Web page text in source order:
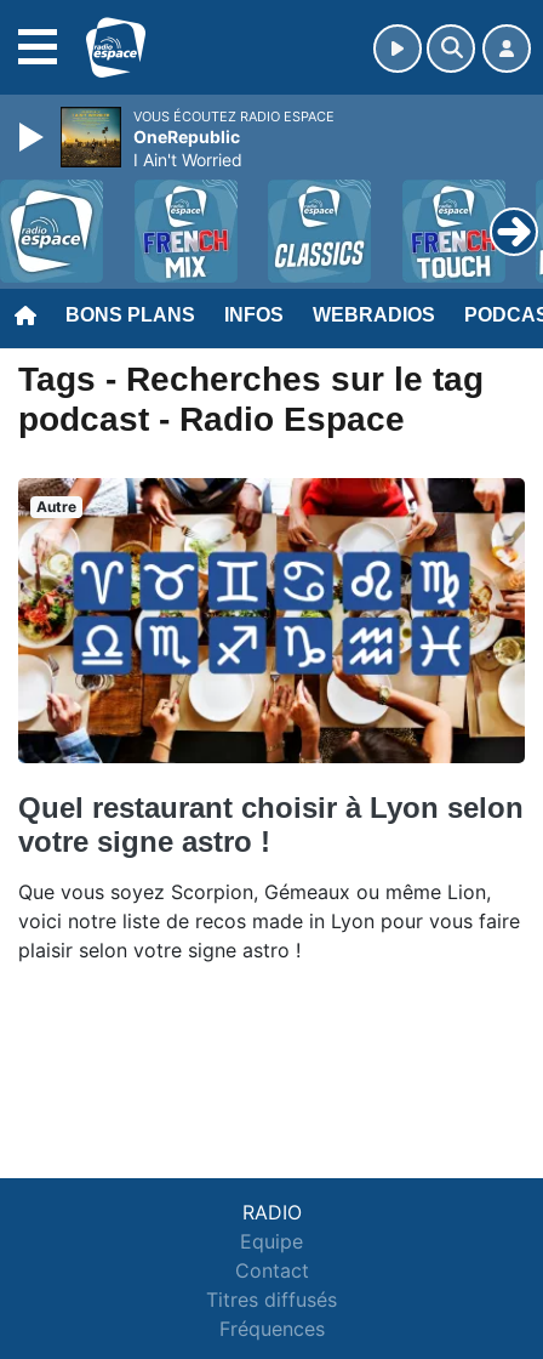
BONS PLANS INFOS WEBRADIOS
Tags - Recherches sur le tag
podcast - Radio Espace
Autre
Quel restaurant choisir à Lyon selon
votre signe astro !
Que vous soyez Scorpion, Gémeaux ou même Lion,
voici notre liste de recos made in Lyon pour vous faire
plaisir selon votre signe astro !
RADIO
Equipe
Contact
Titres diffusés
Fréquences
VOUS ÉCOUTEZ RADIO ESPACE
OneRepublic
I Ain't Worried